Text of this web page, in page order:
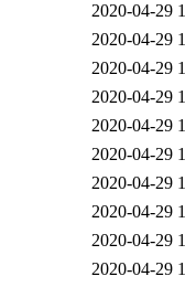
2020-04-29
2020-04-29
2020-04-29
2020-04-29
2020-04-29
2020-04-29
2020-04-29
2020-04-29
2020-04-29
2020-04-29